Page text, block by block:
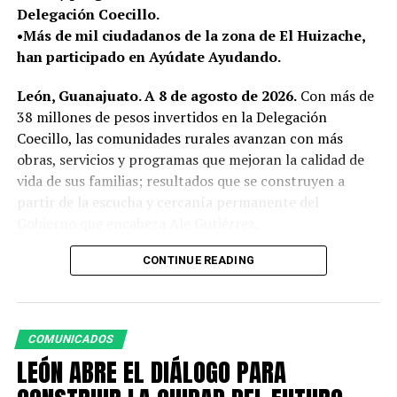
y la convivencia comunitaria.
UP NEXT
LA CONVENCIÓN NACIONAL NIKKEI 2026 FORTALECE LA
RELACIÓN ENTRE LEÓN Y JAPÓN
DON'T MISS
LEÓN CONSTRUYE UN FUTURO SEGURO PARA LA
Delegación Coecillo.
•Más de mil ciudadanos de la zona de El Huizache,
han participado en Ayúdate Ayudando.
León, Guanajuato. A 8 de agosto de 2026.Con más de
38 millones de pesos invertidos en la Delegación
Coecillo, las comunidades rurales avanzan con más
obras, servicios y programas que mejoran la calidad de
vida de sus familias; resultados que se construyen a
partir de la escucha y cercanía permanente del
Como parte de esta atención cercana, la presidenta
municipales, realizó un recorrido de supervisión por la
zona de el Huizache y Mesa de Ibarrilla para conocer de
primera mano los avances de las obras de alumbrado
público y mejoramiento de vivienda, además de escuchar
las necesidades de las familias de las comunidades.
CONTINUE READING
COMUNICADOS
LEÓN ABRE EL DIÁLOGO PARA